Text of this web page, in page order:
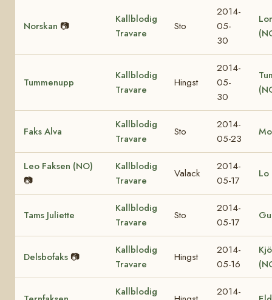
Norskan 📷
Kallblodig
Travare
Sto
2014-
05-
30
Tummenupp
Kallblodig
Travare
Hingst
2014-
05-
30
Faks Alva
Kallblodig
Travare
Sto
2014-
05-23
Leo Faksen (NO)
📷
Kallblodig
Travare
Valack
2014-
05-17
Lo
Tams Juliette
Kallblodig
Travare
Sto
2014-
05-17
Delsbofaks 📷
Kallblodig
Travare
Hingst
2014-
05-16
Kallblodig
2014-